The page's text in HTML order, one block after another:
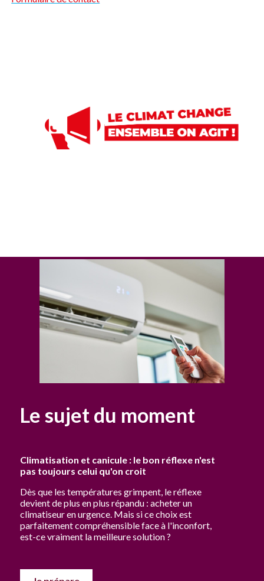
Le sujet du moment
Climatisation et canicule : le bon réflexe n'est
pas toujours celui qu'on croit
Dès que les températures grimpent, le réflexe
devient de plus en plus répandu : acheter un
climatiseur en urgence. Mais si ce choix est
parfaitement compréhensible face à l'inconfort,
est-ce vraiment la meilleure solution ?